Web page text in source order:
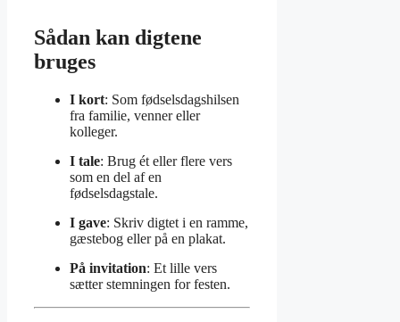
Sådan kan digtene
bruges
I kort: Som fødselsdagshilsen
fra familie, venner eller
kolleger.
I tale: Brug ét eller flere vers
som en del af en
fødselsdagstale.
I gave: Skriv digtet i en ramme,
gæstebog eller på en plakat.
På invitation: Et lille vers
sætter stemningen for festen.